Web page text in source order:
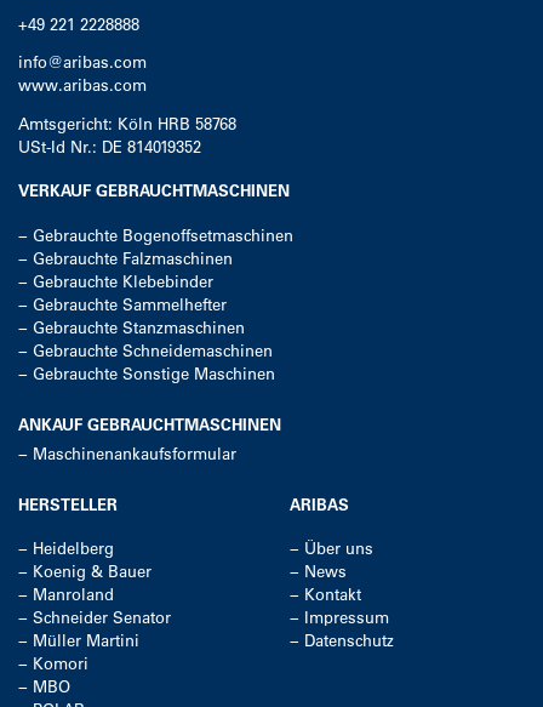
+49 221 2228888
info@aribas.com
www.aribas.com
Amtsgericht: Köln HRB 58768
USt-Id Nr.: DE 814019352
VERKAUF GEBRAUCHTMASCHINEN
− Gebrauchte Bogenoffsetmaschinen
− Gebrauchte Falzmaschinen
− Gebrauchte Klebebinder
− Gebrauchte Sammelhefter
− Gebrauchte Stanzmaschinen
− Gebrauchte Schneidemaschinen
− Gebrauchte Sonstige Maschinen
ANKAUF GEBRAUCHTMASCHINEN
− Maschinenankaufsformular
HERSTELLER
− Heidelberg
− Koenig & Bauer
− Manroland
− Schneider Senator
− Müller Martini
− Komori
− MBO
ARIBAS
− Über uns
− News
− Kontakt
− Impressum
− Datenschutz